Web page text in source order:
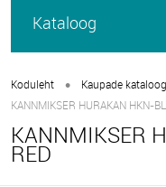
Kataloog
Koduleht • Kaupade kataloog
KANNMIKSER HURAKAN HKN-
KANNMIKSER
RED